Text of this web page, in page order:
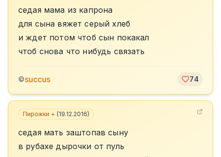
седая мама из капрона
для сына вяжет серый хлеб
и ждет потом чтоб сын покакал
чтоб снова что нибудь связать
©succus 74
Пирожки + (19.12.2016)
седая мать заштопав сыну
в рубахе дырочки от пуль